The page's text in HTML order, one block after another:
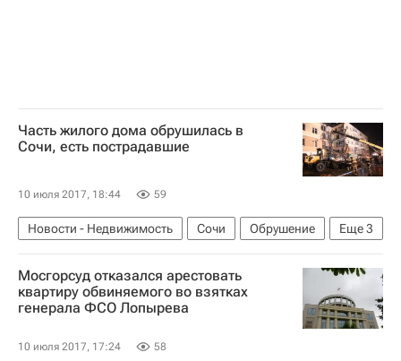
Часть жилого дома обрушилась в
Сочи, есть пострадавшие
10 июля 2017, 18:44 59
Еще3
Новости - Недвижимость Сочи
Обрушение
МЧС России (Министерство РФ по делам гражданской обороны, чрезвычайным ситуациям и ликвидации последствий стихийных бедствий)
Жилье
Россия
Мосгорсуд отказался арестовать
квартиру обвиняемого во взятках
генерала ФСО Лопырева
10 июля 2017, 17:24 58